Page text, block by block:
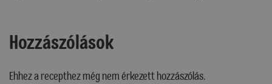
Hozzászólások
Ehhez a recepthez még nem érkezett hozzászólás.